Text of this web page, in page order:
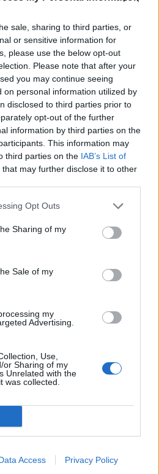
sale, sharing to third parties, or
or sensitive information for
please use the below opt-out
Please note that after your
you may continue seeing
on personal information utilized by
disclosed to third parties prior to
opt-out of the further
information by third parties on the
This information may
third parties on the IAB’s List of
that may further disclose it to other
Opt Outs
Sharing of my
Sale of my
my
Advertising.
Use,
or Sharing of my
Unrelated with the
was collected.
Access Privacy Policy
sanatoria
il piano
per
di migranti"
Roma città